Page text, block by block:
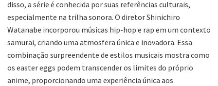
disso, a série é conhecida por suas referências culturais,
especialmente na trilha sonora. O diretor Shinichiro
Watanabe incorporou músicas hip-hop e rap em um contexto
samurai, criando uma atmosfera única e inovadora. Essa
combinação surpreendente de estilos musicais mostra como
os easter eggs podem transcender os limites do próprio
anime, proporcionando uma experiência única aos